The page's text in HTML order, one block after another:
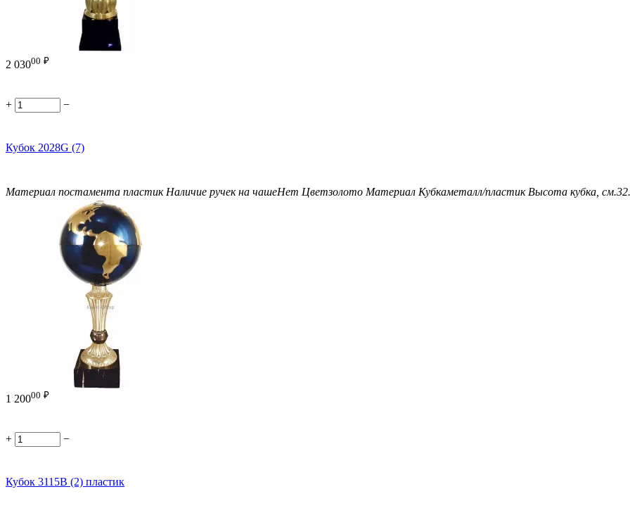
2 03000 ₽
+ −
Кубок 2028G (7)
Материал постамента пластик Наличие ручек на чашеНет Цветзолото Материал Кубкаметалл/пластик Высота кубка, см.
1 20000 ₽
+ −
Кубок 3115B (2) пластик